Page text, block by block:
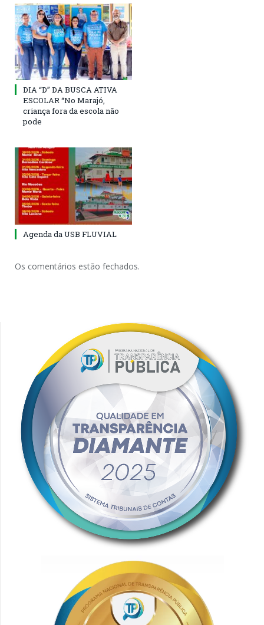
DIA “D” DA BUSCA ATIVA
ESCOLAR “No Marajó,
criança fora da escola não
pode
Agenda da USB FLUVIAL
Os comentários estão fechados.